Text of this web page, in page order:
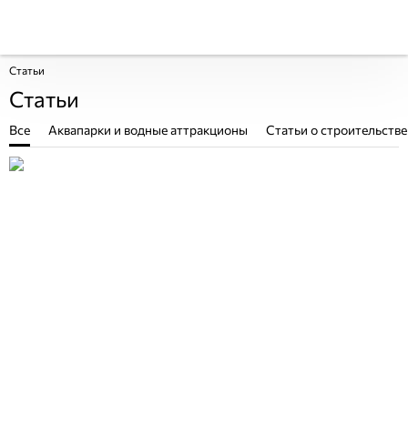
Статьи
Статьи
Все Аквапарки и водные аттракционы Статьи о